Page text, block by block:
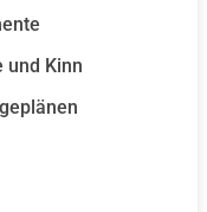
und Kinn